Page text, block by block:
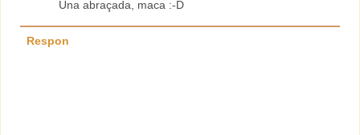
Una abraçada, maca :-D
Respon